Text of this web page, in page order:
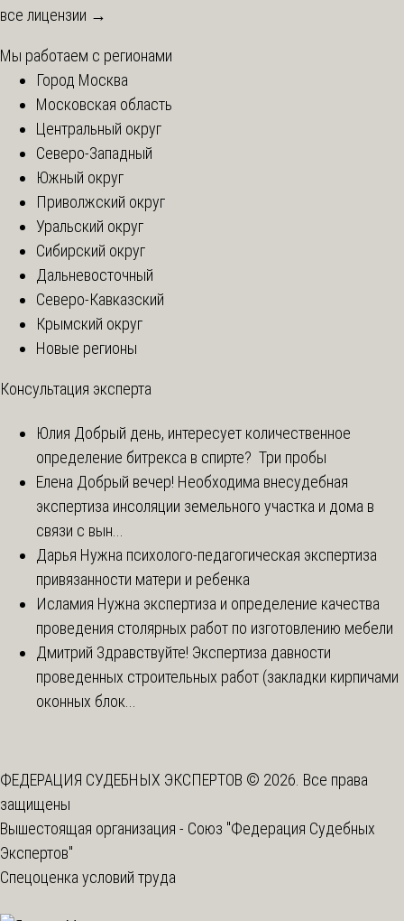
все лицензии →
Мы работаем с регионами
Город Москва
Московская область
Центральный округ
Северо-Западный
Южный округ
Приволжский округ
Уральский округ
Сибирский округ
Дальневосточный
Северо-Кавказский
Крымский округ
Новые регионы
Консультация эксперта
Юлия Добрый день, интересует количественное
определение битрекса в спирте? Три пробы
Елена Добрый вечер! Необходима внесудебная
экспертиза инсоляции земельного участка и дома в
связи с вын...
Дарья Нужна психолого-педагогическая экспертиза
привязанности матери и ребенка
Исламия Нужна экспертиза и определение качества
проведения столярных работ по изготовлению мебели
Дмитрий Здравствуйте! Экспертиза давности
проведенных строительных работ (закладки кирпичами
оконных блок...
ФЕДЕРАЦИЯ СУДЕБНЫХ ЭКСПЕРТОВ © 2026. Все права
защищены
Вышестоящая организация - Союз "Федерация Судебных
Экспертов"
Спецоценка условий труда